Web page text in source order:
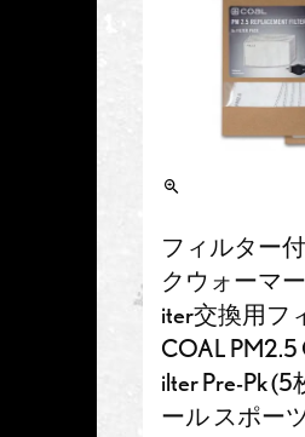
フィルター
クウォーマ
iter交換用フ
COAL PM2.5
ilter Pre-Pk (5
ール スポー